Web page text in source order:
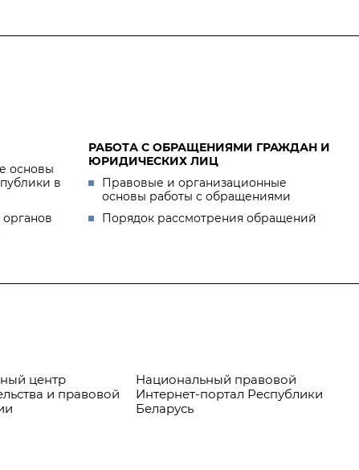
основы
в
РАБОТА С ОБРАЩЕНИЯМИ ГРАЖДАН И
ЮРИДИЧЕСКИХ ЛИЦ
Правовые и организационные
основы работы с обращениями
Порядок рассмотрения обращений
центр
и правовой
Национальный правовой
Интернет-портал Республики
Беларусь